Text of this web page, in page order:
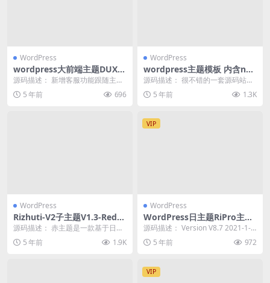
WordPress
wordpress大前端主题DUX7.
3免授权无限版
源码描述： 新增客服功能跟随主题
风格一键换色并优化展示细节 新增
新用户注册邮箱后...
5 年前 696
WordPress
wordpress主题模板 内含ne
wzhan2.60无授权版本 仿下
源码描述： 很不错的一套源码站源
码，有需要的自行下载研究吧。压
缩包里面有安装说明...
5 年前 1.3K
WordPress
Rizhuti-V2子主题V1.3-Reds
[赤]主题|公益开源免费使用!
源码描述： 赤主题是一款基于日主
题系列旗下Rizhuti-v2主题所开发的
一款子...
5 年前 1.9K
VIP
WordPress
WordPress日主题RiPro主题
v8.7修复明文免授权完整版
（持续更新）
源码描述： Version V8.7 2021-1-1
2 修复因后台商城统计cs...
5 年前 972
VIP